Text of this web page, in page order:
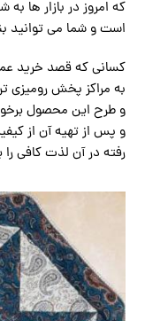
که امروز در بازار ها
است و شما می توانید
کسانی که قصد خرید
به مراکز پخش رومیزی
و طرح این محصول
و پس از تهیه آن از
رفته در آن لذت کافی را